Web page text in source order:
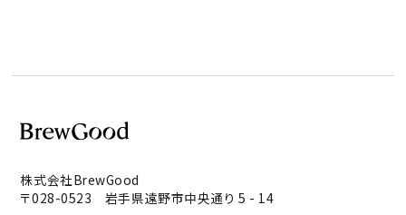
株式会社BrewGood
〒028-0523 岩手県遠野市中央通り 5 - 14